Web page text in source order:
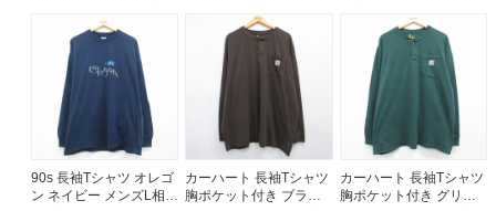
90s 長袖Tシャツ オレゴ
ン ネイビー メンズL相当
カーハート 長袖Tシャツ
胸ポケット付き ブラウ
カーハート 長袖Tシャツ
胸ポケット付き グリー